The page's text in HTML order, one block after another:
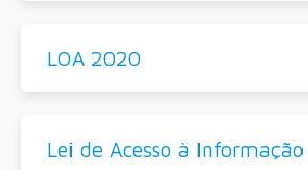
LOA 2020
Lei de Acesso à Informação